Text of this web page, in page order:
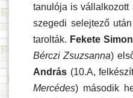
tanulója is vállalkozott
szegedi selejtező
tarolták. Fekete Simon
Bérczi Zsuzsanna)
András (10.A,
Mercédes) második